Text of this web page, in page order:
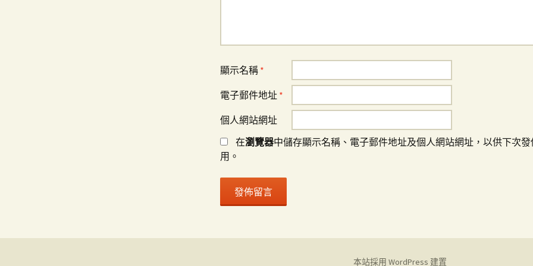
顯示名稱 *
電子郵件地址 *
個人網站網址
在瀏覽器中儲存顯示名稱、電子郵件地址及個人網站網址，以供下次
用。
本站採用 WordPress 建置